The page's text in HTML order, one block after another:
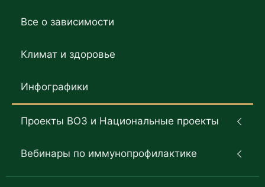
Все о зависимости
Климат и здоровье
Инфографики
Проекты ВОЗ и Национальные проекты
Вебинары по иммунопрофилактике